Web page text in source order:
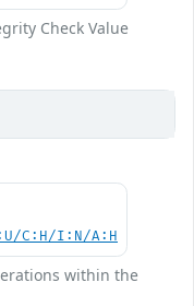
Check Value
C:H/I:N/A:H
within the